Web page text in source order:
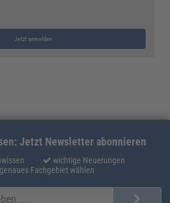
Jetzt anmelden
Jetzt Newsletter abonnieren
wichtige Neuerungen
Fachgebiet wählen